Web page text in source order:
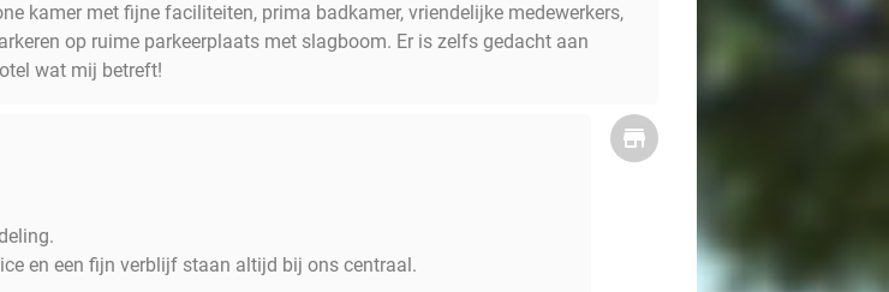
kamer met fijne faciliteiten, prima badkamer, vriendelijke medewerkers,
op ruime parkeerplaats met slagboom. Er is zelfs gedacht aan
wat mij betreft!
en een fijn verblijf staan altijd bij ons centraal.